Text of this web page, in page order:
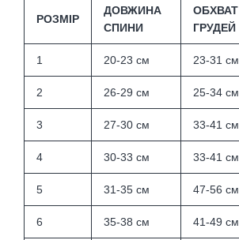
РОЗМІР
ДОВЖИНА
СПИНИ
ОБХВАТ
ГРУДЕЙ
1 20-23 см 23-31 см
2 26-29 см 25-34 см
3 27-30 см 33-41 см
4 30-33 см 33-41 см
5 31-35 см 47-56 см
6 35-38 см 41-49 см